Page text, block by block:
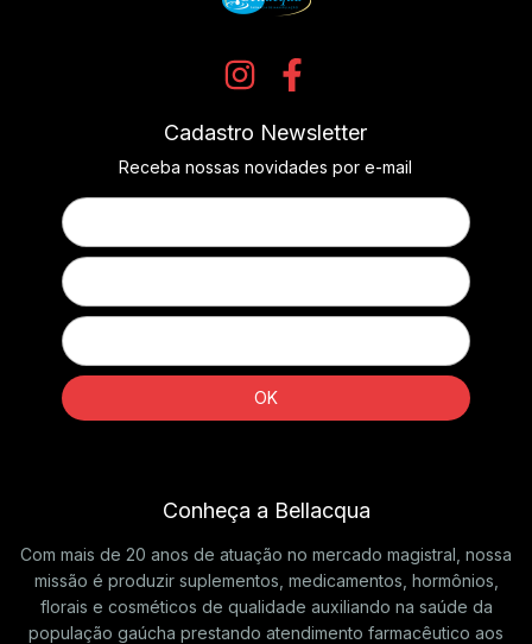
Cadastro Newsletter
Receba nossas novidades por e-mail
Conheça a Bellacqua
Com mais de 20 anos de atuação no mercado magistral, nossa
missão é produzir suplementos, medicamentos, hormônios,
florais e cosméticos de qualidade auxiliando na saúde da
população gaúcha prestando atendimento farmacêutico aos